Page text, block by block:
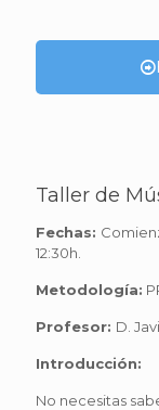
Taller de
Fechas:
12:30h.
Metodología:
Profesor: D.
Introducción:
No necesitas